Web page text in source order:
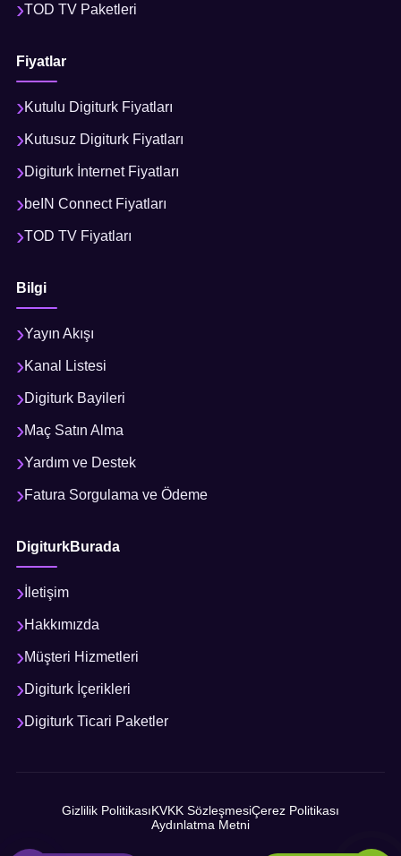
TOD TV Paketleri
Fiyatlar
Kutulu Digiturk Fiyatları
Kutusuz Digiturk Fiyatları
Digiturk İnternet Fiyatları
beIN Connect Fiyatları
TOD TV Fiyatları
Bilgi
Yayın Akışı
Kanal Listesi
Digiturk Bayileri
Maç Satın Alma
Yardım ve Destek
Fatura Sorgulama ve Ödeme
DigiturkBurada
İletişim
Hakkımızda
Müşteri Hizmetleri
Digiturk İçerikleri
Digiturk Ticari Paketler
Gizlilik PolitikasıKVKK SözleşmesiÇerez Politikası
Aydınlatma Metni